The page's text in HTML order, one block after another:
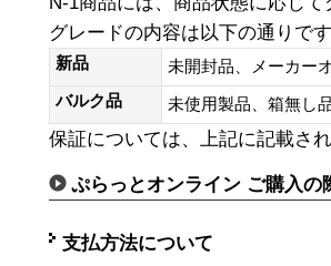
グレードの内容は以下の通りで
新品
未開封品、メーカー
バルク品
未使用製品、箱無
保証については、上記に記載さ
ぷらっとオンライン ご購入の
支払方法について